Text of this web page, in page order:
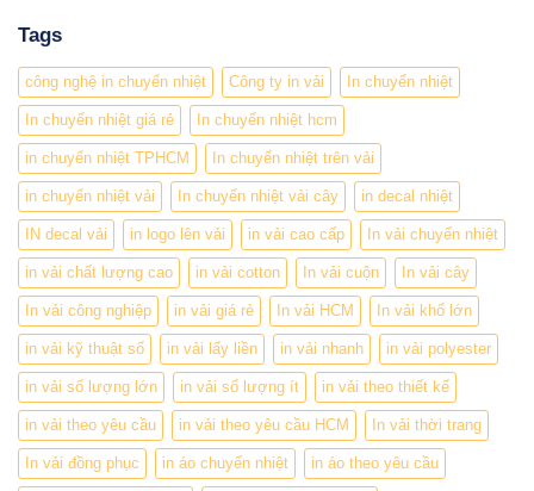
Tags
công nghệ in chuyển nhiệt Công ty in vải In chuyển nhiệt
In chuyển nhiệt giá rẻ In chuyển nhiệt hcm
in chuyển nhiệt TPHCM In chuyển nhiệt trên vải
in chuyển nhiệt vải In chuyển nhiệt vải cây in decal nhiệt
IN decal vải in logo lên vải in vải cao cấp In vải chuyển nhiệt
in vải chất lượng cao in vải cotton In vải cuộn In vải cây
In vải công nghiệp in vải giá rẻ In vải HCM In vải khổ lớn
in vải kỹ thuật số in vải lấy liền in vải nhanh in vải polyester
in vải số lượng lớn in vải số lượng ít in vải theo thiết kế
in vải theo yêu cầu in vải theo yêu cầu HCM In vải thời trang
In vải đồng phục in áo chuyển nhiệt in áo theo yêu cầu